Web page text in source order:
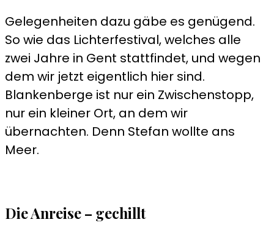
Gelegenheiten dazu gäbe es genügend.
So wie das Lichterfestival, welches alle
zwei Jahre in Gent stattfindet, und wegen
dem wir jetzt eigentlich hier sind.
Blankenberge ist nur ein Zwischenstopp,
nur ein kleiner Ort, an dem wir
übernachten. Denn Stefan wollte ans
Meer.
Die Anreise – gechillt